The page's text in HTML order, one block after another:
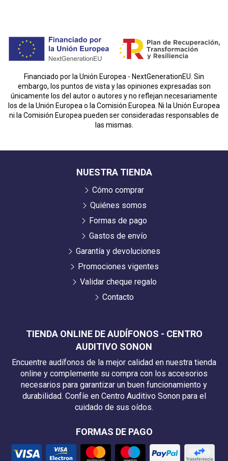
Financiado por la Unión Europea - NextGenerationEU. Sin
embargo, los puntos de vista y las opiniones expresadas son
únicamente los del autor o autores y no reflejan necesariamente
los de la Unión Europea o la Comisión Europea. Ni la Unión Europea
ni la Comisión Europea pueden ser consideradas responsables de
las mismas.
TIENDA ONLINE DE AUDÍFONOS - CENTRO
AUDITIVO SONON
Encuentre audífonos de la mejor calidad en nuestra tienda
online y complemente su compra con los accesorios
necesarios para garantizar un buen funcionamiento y
durabilidad. Confíe en Centro Auditivo Sonon para el
cuidado de sus oídos.
FORMAS DE PAGO
NUESTRA TIENDA
Cómo comprar
Quiénes somos
Formas de pago
Gastos de envío
Garantía y devoluciones
Promociones vigentes
Validar cheque regalo
Contacto